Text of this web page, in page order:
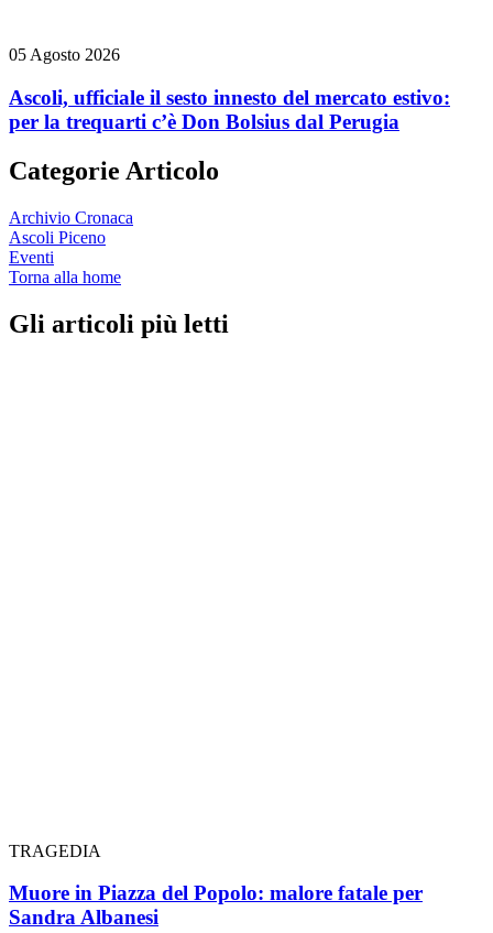
05 Agosto 2026
Ascoli, ufficiale il sesto innesto del mercato estivo:
per la trequarti c’è Don Bolsius dal Perugia
Categorie Articolo
Archivio Cronaca
Ascoli Piceno
Eventi
Torna alla home
Gli articoli più letti
TRAGEDIA
Muore in Piazza del Popolo: malore fatale per
Sandra Albanesi